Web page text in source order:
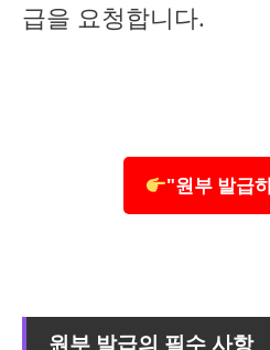
급을 요청합니다.
"원부 발급
원부 발급의 필수 사항